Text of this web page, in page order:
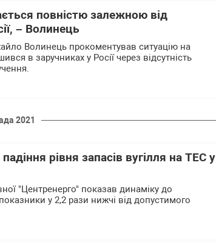
повністю залежною від
– Волинець
Волинець прокоментував ситуацію на
в заручниках у Росії через відсутність
2021
рівня запасів вугілля на ТЕС у
"Центренерго" показав динаміку до
у 2,2 рази нижчі від допустимого